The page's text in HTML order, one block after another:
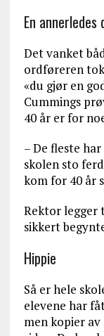
En annerledes
Det vanket
ordføreren
«du gjør en
Cummings
40 år er for
– De fleste
skolen sto
kom for 40 år
Rektor legger
sikkert
Hippie
Så er hele
elevene har
men kopier av